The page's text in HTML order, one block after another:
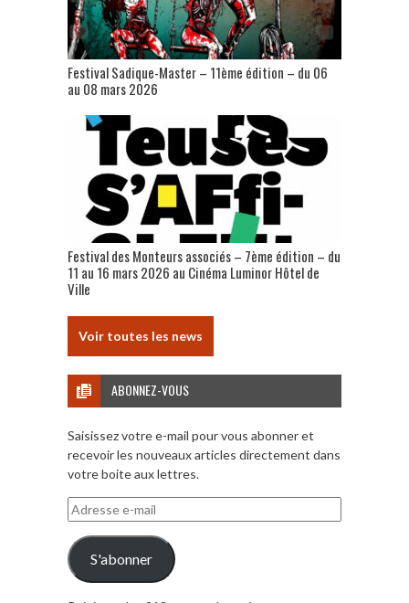
Festival Sadique-Master – 11ème édition – du 06
au 08 mars 2026
Festival des Monteurs associés – 7ème édition – du
11 au 16 mars 2026 au Cinéma Luminor Hôtel de
Ville
Voir toutes les news
ABONNEZ-VOUS
Saisissez votre e-mail pour vous abonner et
recevoir les nouveaux articles directement dans
votre boite aux lettres.
Adresse
e-
mail
S'abonner